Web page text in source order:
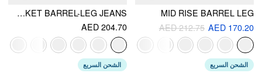
MID RISE BARREL LEG
AED 170.20
AED 212.75
الشحن السريع
DENIM LOW RISE SOLID POCKET BARREL-LEG JEANS
AED 204.70
الشحن السريع